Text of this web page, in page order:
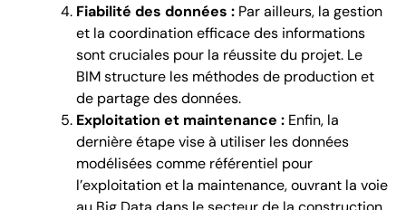
Fiabilité des données : Par ailleurs, la gestion
et la coordination efficace des informations
sont cruciales pour la réussite du projet. Le
BIM structure les méthodes de production et
de partage des données.
Exploitation et maintenance : Enfin, la
dernière étape vise à utiliser les données
modélisées comme référentiel pour
l’exploitation et la maintenance, ouvrant la voie